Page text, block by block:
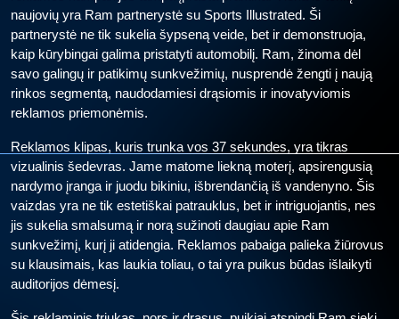
naujovių yra Ram partnerystė su Sports Illustrated. Ši
partnerystė ne tik sukelia šypseną veide, bet ir demonstruoja,
kaip kūrybingai galima pristatyti automobilį. Ram, žinoma dėl
savo galingų ir patikimų sunkvežimių, nusprendė žengti į naują
rinkos segmentą, naudodamiesi drąsiomis ir inovatyviomis
reklamos priemonėmis.
Reklamos klipas, kuris trunka vos 37 sekundes, yra tikras
vizualinis šedevras. Jame matome liekną moterį, apsirengusią
nardymo įranga ir juodu bikiniu, išbrendančią iš vandenyno. Šis
vaizdas yra ne tik estetiškai patrauklus, bet ir intriguojantis, nes
jis sukelia smalsumą ir norą sužinoti daugiau apie Ram
sunkvežimį, kurį ji atidengia. Reklamos pabaiga palieka žiūrovus
su klausimais, kas laukia toliau, o tai yra puikus būdas išlaikyti
auditorijos dėmesį.